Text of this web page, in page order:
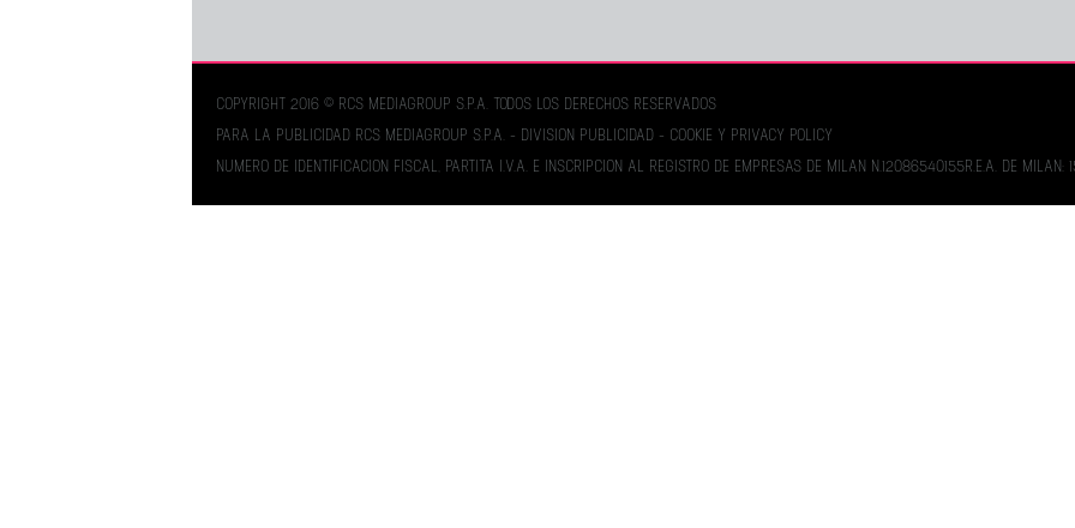
COPYRIGHT 2016 © RCS MEDIAGROUP S.P.A. TODOS LOS DERECHOS RESERVADOS
PARA LA PUBLICIDAD RCS MEDIAGROUP S.P.A. - DIVISION PUBLICIDAD - COOKIE Y PRIVACY POLICY
NUMERO DE IDENTIFICACION FISCAL, PARTITA I.V.A. E INSCRIPCION AL REGISTRO DE EMPRESAS DE MILAN N.12086540155R.E.A. DE